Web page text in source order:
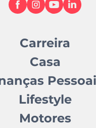
Carreira
Casa
Lifestyle
Motores